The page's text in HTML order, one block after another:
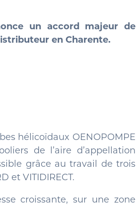
un accord majeur de
en Charente.
hélicoïdaux OENOPOMPE
de l’aire d’appellation
grâce au travail de trois
et VITIDIRECT.
croissante, sur une zone